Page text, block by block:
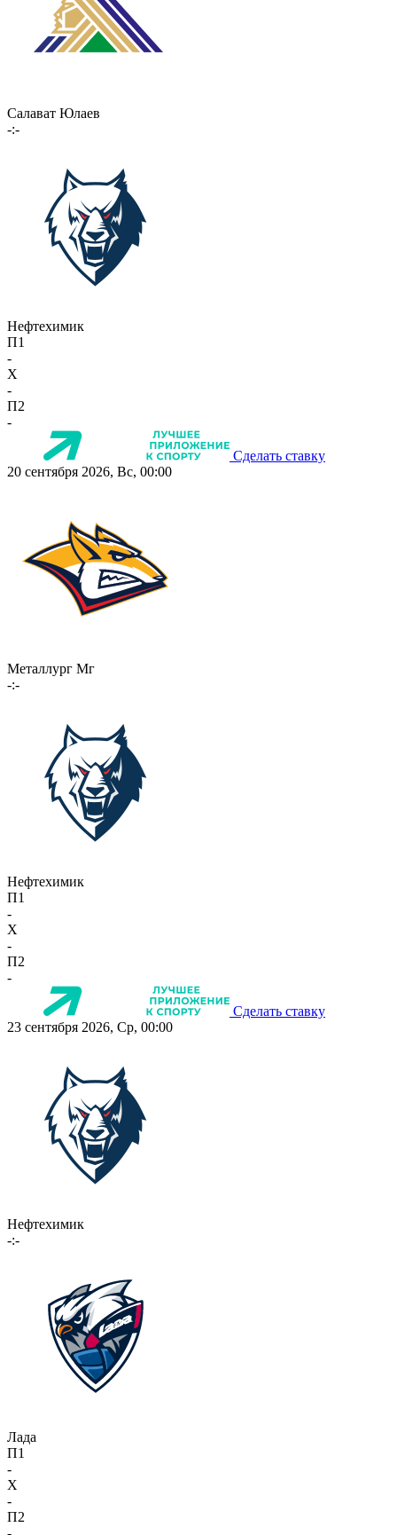
Салават Юлаев
-:-
Нефтехимик
П1
-
X
-
П2
-
Сделать ставку
20 сентября 2026, Вс, 00:00
Металлург Мг
-:-
Нефтехимик
П1
-
X
-
П2
-
Сделать ставку
23 сентября 2026, Ср, 00:00
Нефтехимик
-:-
Лада
П1
-
X
-
П2